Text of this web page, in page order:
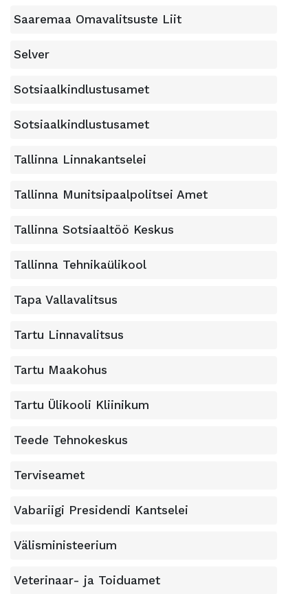
Saaremaa Omavalitsuste Liit
Selver
Sotsiaalkindlustusamet
Sotsiaalkindlustusamet
Tallinna Linnakantselei
Tallinna Munitsipaalpolitsei Amet
Tallinna Sotsiaaltöö Keskus
Tallinna Tehnikaülikool
Tapa Vallavalitsus
Tartu Linnavalitsus
Tartu Maakohus
Tartu Ülikooli Kliinikum
Teede Tehnokeskus
Terviseamet
Vabariigi Presidendi Kantselei
Välisministeerium
Veterinaar- ja Toiduamet